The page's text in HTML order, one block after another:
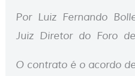
Por Luiz Fernando
Juiz Diretor do Foro de
O contrato é o acordo